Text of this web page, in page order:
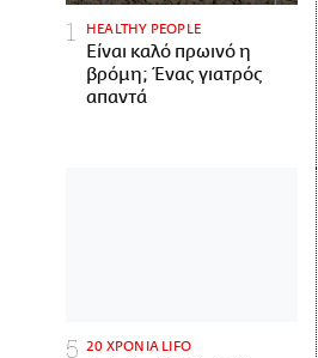
HEALTHY PEOPLE
Είναι καλό πρωινό η
βρόμη; Ένας γιατρός
απαντά
20 ΧΡΟΝΙΑ LIFO